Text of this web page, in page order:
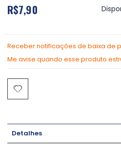
imagens
R$7,90
Receber notificações de baixa de
Me avise quando esse produto
Detalhes